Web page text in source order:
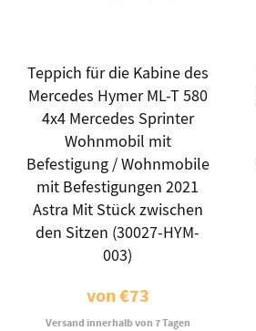
Teppich für die Kabine des
Mercedes Hymer ML-T 580
4x4 Mercedes Sprinter
Wohnmobil mit
Befestigung / Wohnmobile
mit Befestigungen 2021
Astra Mit Stück zwischen
den Sitzen (30027-HYM-
003)
von€73
Versand innerhalb von 7 Tagen